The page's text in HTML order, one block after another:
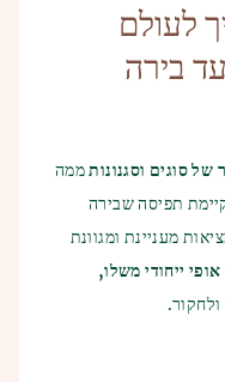
לעולם
בירה
של סוגים וסגנונותממה
תפיסה שבירה
מעניינת ומגוונת
אופי ייחודי משלו,